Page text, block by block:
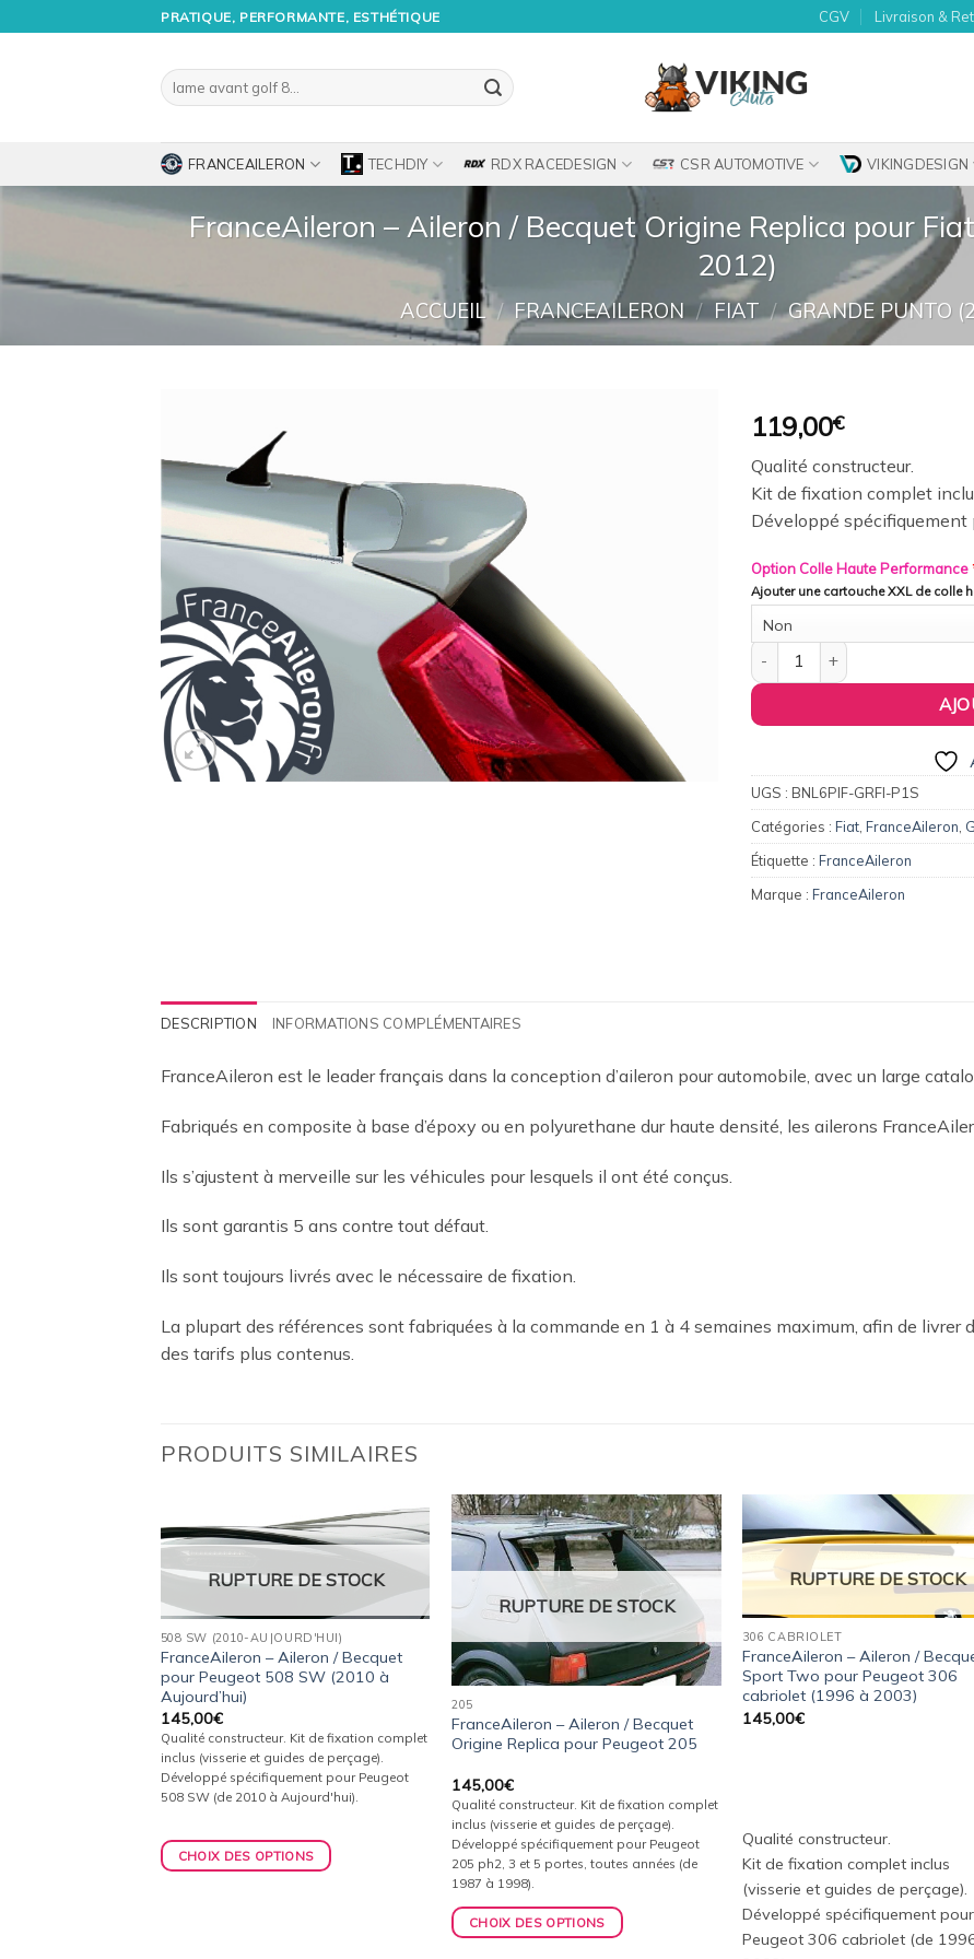
au
PRATIQUE, PERFORMANTE, ESTHÉTIQUE CGV Livraison &
Recherche
pour :
FRANCEAILERON TECHDIY RDX RACEDESIGN CSR AUTOMOTIVE VIKINGDESIGN
FranceAileron – Aileron / Becquet Origine Replica pour
2012)
ACCUEIL / FRANCEAILERON / FIAT / GRANDE PUNTO
119,00€
Qualité constructeur.
Kit de fixation complet
Développé spécifiquement
Option Colle Haute Performance
Ajouter une cartouche XXL de colle
Non
quantité de FranceAileron -
UGS : BNL6PIF-GRFI-P1S
Catégories : Fiat, FranceAileron,
Étiquette : FranceAileron
Marque : FranceAileron
DESCRIPTION INFORMATIONS COMPLÉMENTAIRES
FranceAileron est le leader français dans la conception d’aileron pour automobile, avec un large
Fabriqués en composite à base d’époxy ou en polyurethane dur haute densité, les ailerons
Ils s’ajustent à merveille sur les véhicules pour lesquels il ont été conçus.
Ils sont garantis 5 ans contre tout défaut.
Ils sont toujours livrés avec le nécessaire de fixation.
La plupart des références sont fabriquées à la commande en 1 à 4 semaines maximum, afin de livrer
des tarifs plus contenus.
PRODUITS SIMILAIRES
Ajouter
à la
wishlist
RUPTURE DE STOCK
508 SW (2010-AUJOURD'HUI)
FranceAileron – Aileron / Becquet
pour Peugeot 508 SW (2010 à
Aujourd’hui)
145,00€
Qualité constructeur. Kit de fixation complet
inclus (visserie et guides de perçage).
Développé spécifiquement pour Peugeot
508 SW (de 2010 à Aujourd'hui).
CHOIX DES OPTIONS
Ajouter
à la
wishlist
RUPTURE DE STOCK
205
FranceAileron – Aileron / Becquet
Origine Replica pour Peugeot 205
145,00€
Qualité constructeur. Kit de fixation complet
inclus (visserie et guides de perçage).
Développé spécifiquement pour Peugeot
205 ph2, 3 et 5 portes, toutes années (de
1987 à 1998).
CHOIX DES OPTIONS
à
RUPTURE DE STOCK
306 CABRIOLET
FranceAileron – Aileron /
Sport Two pour Peugeot 306
cabriolet (1996 à 2003)
145,00€
Qualité constructeur.
Kit de fixation complet inclus
(visserie et guides de perçage).
Développé spécifiquement pour
Peugeot 306 cabriolet (de